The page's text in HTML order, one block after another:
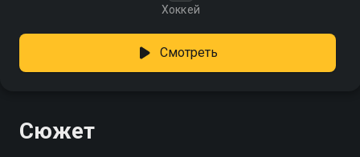
Хоккей
Смотреть
Сюжет